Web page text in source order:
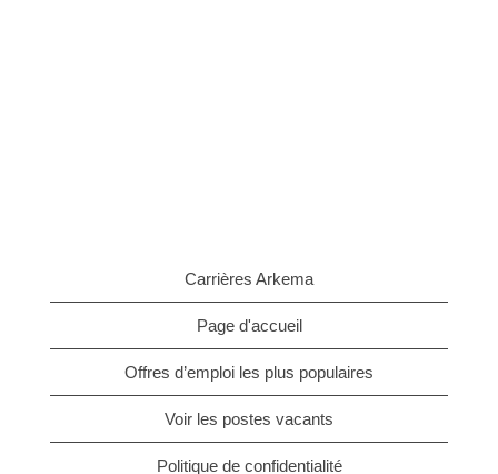
Carrières Arkema
Page d'accueil
Offres d’emploi les plus populaires
Voir les postes vacants
Politique de confidentialité